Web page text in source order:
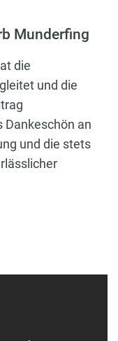
Munderfing
die
und die
an
und die stets